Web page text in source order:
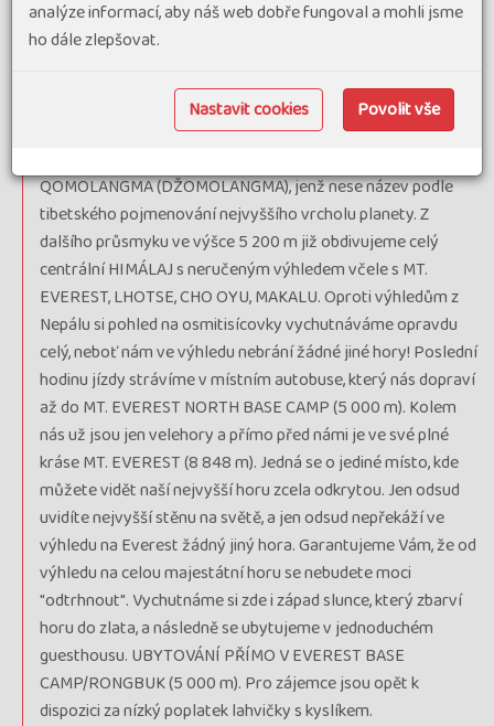
nejvýznamnějšího muže Tibetu – CHRÁMU PANČENLÁMY –
TASHILHUNPO MONASTERY. Následně již stoupáme znovu
spatřili MT. EVEREST ze severní strany. Třebaže je hora
vzdálena stále více jak 100 km, již nyní se jeví jako obří.
QOMOLANGMA (DŽOMOLANGMA), jenž nese název podle
tibetského pojmenování nejvyššího vrcholu planety. Z
dalšího průsmyku ve výšce 5 200 m již obdivujeme celý
centrální HIMÁLAJ s neručeným výhledem včele s MT.
EVEREST, LHOTSE, CHO OYU, MAKALU. Oproti výhledům z
Nepálu si pohled na osmitisícovky vychutnáváme opravdu
celý, neboť nám ve výhledu nebrání žádné jiné hory! Poslední
hodinu jízdy strávíme v místním autobuse, který nás dopraví
až do MT. EVEREST NORTH BASE CAMP (5 000 m). Kolem
nás už jsou jen velehory a přímo před námi je ve své plné
kráse MT. EVEREST (8 848 m). Jedná se o jediné místo, kde
můžete vidět naší nejvyšší horu zcela odkrytou. Jen odsud
uvidíte nejvyšší stěnu na světě, a jen odsud nepřekáží ve
výhledu na Everest žádný jiný hora. Garantujeme Vám, že od
výhledu na celou majestátní horu se nebudete moci
"odtrhnout". Vychutnáme si zde i západ slunce, který zbarví
horu do zlata, a následně se ubytujeme v jednoduchém
guesthousu. UBYTOVÁNÍ PŘÍMO V EVEREST BASE
CAMP/RONGBUK (5 000 m). Pro zájemce jsou opět k
dispozici za nízký poplatek lahvičky s kyslíkem.
analýze informací, aby náš web dobře fungoval a mohli jsme
ho dále zlepšovat.
Nastavit cookies Povolit vše